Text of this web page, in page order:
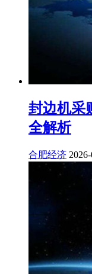
封边机采
全解析
合肥经济